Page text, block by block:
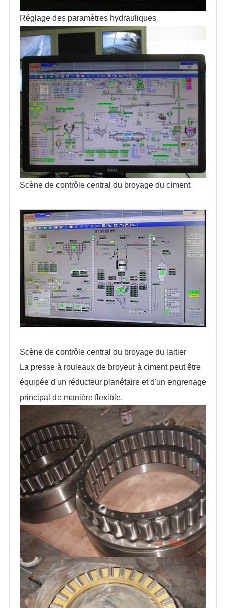
Réglage des paramètres hydrauliques
Scène de contrôle central du broyage du ciment
Scène de contrôle central du broyage du laitier
La presse à rouleaux de broyeur à ciment peut être
équipée d'un réducteur planétaire et d'un engrenage
principal de manière flexible.